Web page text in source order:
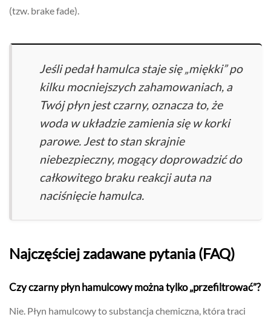
(tzw. brake fade).
Jeśli pedał hamulca staje się „miękki” po
kilku mocniejszych zahamowaniach, a
Twój płyn jest czarny, oznacza to, że
woda w układzie zamienia się w korki
parowe. Jest to stan skrajnie
niebezpieczny, mogący doprowadzić do
całkowitego braku reakcji auta na
naciśnięcie hamulca.
Najczęściej zadawane pytania (FAQ)
Czy czarny płyn hamulcowy można tylko „przefiltrować”?
Nie. Płyn hamulcowy to substancja chemiczna, która traci